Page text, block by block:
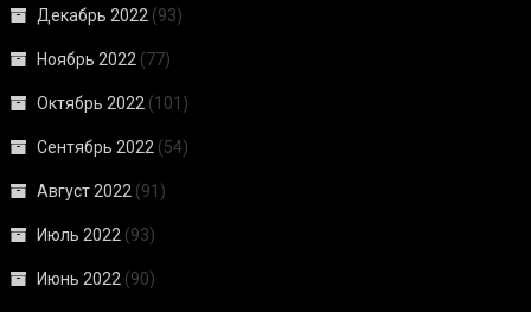
Декабрь 2022 (93)
Ноябрь 2022 (77)
Октябрь 2022 (101)
Сентябрь 2022 (54)
Август 2022 (91)
Июль 2022 (93)
Июнь 2022 (90)